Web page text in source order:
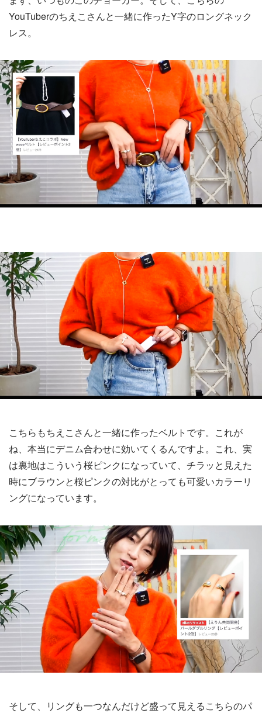
YouTuberのちえこさんと一緒に作ったY字のロングネック
レス。
こちらもちえこさんと一緒に作ったベルトです。これが
ね、本当にデニム合わせに効いてくるんですよ。これ、実
は裏地はこういう桜ピンクになっていて、チラッと見えた
時にブラウンと桜ピンクの対比がとっても可愛いカラーリ
ングになっています。
そして、リングも一つなんだけど盛って見えるこちらのパ